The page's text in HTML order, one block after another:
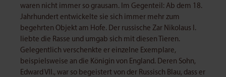
waren nicht immer so grausam. Im Gegenteil: Ab dem 18.
Jahrhundert entwickelte sie sich immer mehr zum
begehrten Objekt am Hofe. Der russische Zar Nikolaus I.
liebte die Rasse und umgab sich mit diesen Tieren.
Gelegentlich verschenkte er einzelne Exemplare,
beispielsweise an die Königin von England. Deren Sohn,
Edward VII., war so begeistert von der Russisch Blau, dass er